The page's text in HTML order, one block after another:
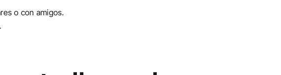
o con amigos.
.